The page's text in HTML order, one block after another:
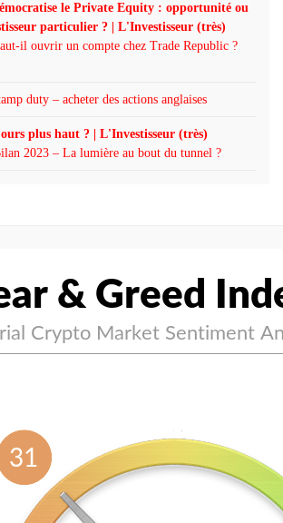
le Private Equity : opportunité ou
particulier ? | L'Investisseur (très)
il ouvrir un compte chez Trade Republic ?
duty – acheter des actions anglaises
plus haut ? | L'Investisseur (très)
2023 – La lumière au bout du tunnel ?